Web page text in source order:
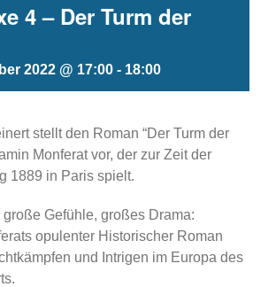
4 – Der Turm der
2022 @ 17:00 - 18:00
stellt den Roman “Der Turm der
Monferat vor, der zur Zeit der
1889 in Paris spielt.
Gefühle, großes Drama:
opulenter Historischer Roman
und Intrigen im Europa des